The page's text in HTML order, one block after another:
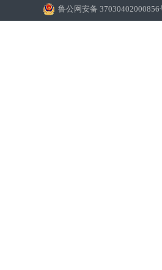
鲁公网安备 37030402000856